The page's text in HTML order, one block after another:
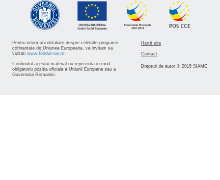
Pentru informatii detaliate despre celelalte programe
cofinantate de Uniunea Europeana, va invitam sa
vizitati www.fonduri-ue.ro
Continutul acestui material nu reprezinta in mod
obligatoriu pozitia oficiala a Uniunii Europene sau a
Guvernului Romaniei.
Hartă site
Contact
Drepturi de autor © 2015 SIAMC